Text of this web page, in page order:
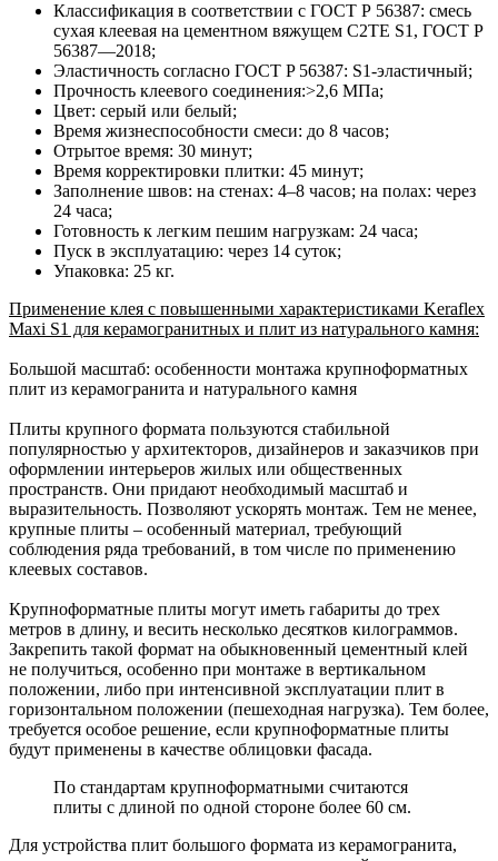
Классификация в соответствии с ГОСТ Р 56387: смесь
сухая клеевая на цементном вяжущем С2TE S1, ГОСТ Р
56387―2018;
Эластичность согласно ГОСТ P 56387: S1-эластичный;
Прочность клеевого соединения:>2,6 МПа;
Цвет: серый или белый;
Время жизнеспособности смеси: до 8 часов;
Отрытое время: 30 минут;
Время корректировки плитки: 45 минут;
Заполнение швов: на стенах: 4–8 часов; на полах: через
24 часа;
Готовность к легким пешим нагрузкам: 24 часа;
Пуск в эксплуатацию: через 14 суток;
Упаковка: 25 кг.
Применение клея с повышенными характеристиками Keraflex
Maxi S1 для керамогранитных и плит из натурального камня:
Большой масштаб: особенности монтажа крупноформатных
плит из керамогранита и натурального камня
Плиты крупного формата пользуются стабильной
популярностью у архитекторов, дизайнеров и заказчиков при
оформлении интерьеров жилых или общественных
пространств. Они придают необходимый масштаб и
выразительность. Позволяют ускорять монтаж. Тем не менее,
крупные плиты – особенный материал, требующий
соблюдения ряда требований, в том числе по применению
клеевых составов.
Крупноформатные плиты могут иметь габариты до трех
метров в длину, и весить несколько десятков килограммов.
Закрепить такой формат на обыкновенный цементный клей
не получиться, особенно при монтаже в вертикальном
положении, либо при интенсивной эксплуатации плит в
горизонтальном положении (пешеходная нагрузка). Тем более,
требуется особое решение, если крупноформатные плиты
будут применены в качестве облицовки фасада.
По стандартам крупноформатными считаются
плиты с длиной по одной стороне более 60 см.
Для устройства плит большого формата из керамогранита,